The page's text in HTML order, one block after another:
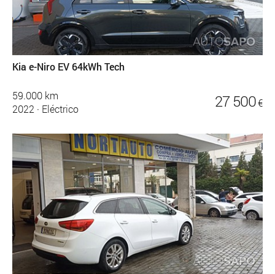
Kia e-Niro EV 64kWh Tech
59.000 km
2022 · Eléctrico 27 500 €